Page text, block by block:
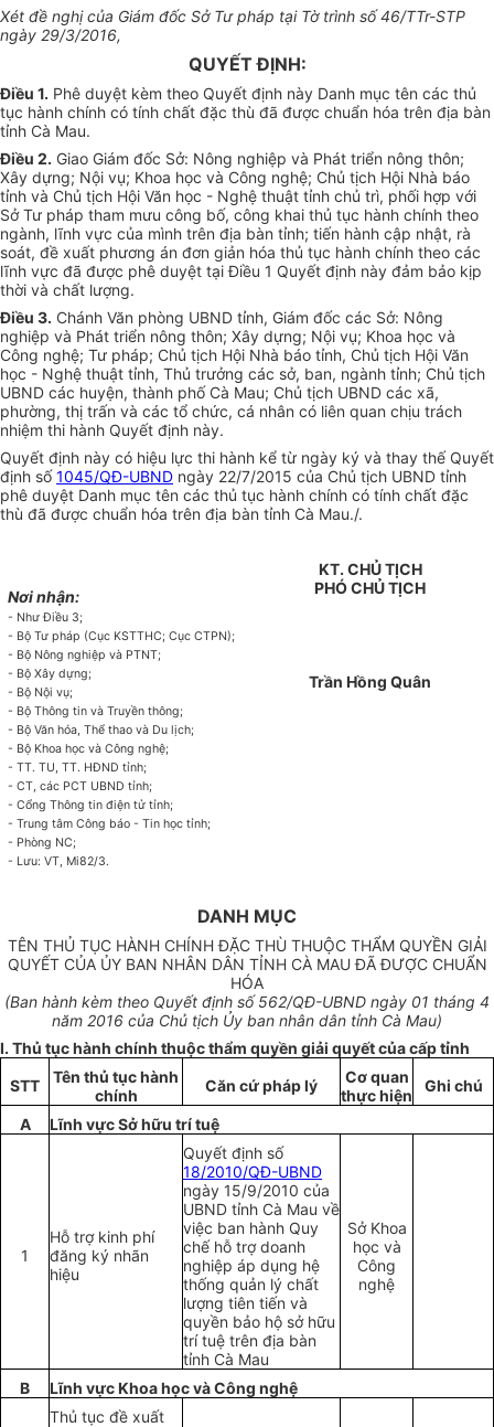
Xét đề nghị của Giám đốc Sở Tư pháp tại Tờ trình số 46/TTr-STP
ngày 29/3/2016,
QUYẾT ĐỊNH:
Điều 1. Phê duyệt kèm theo Quyết định này Danh mục tên các thủ
tục hành chính có tính chất đặc thù đã được chuẩn hóa trên địa bàn
tỉnh Cà Mau.
Điều 2. Giao Giám đốc Sở: Nông nghiệp và Phát triển nông thôn;
Xây dựng; Nội vụ; Khoa học và Công nghệ; Chủ tịch Hội Nhà báo
tỉnh và Chủ tịch Hội Văn học - Nghệ thuật tỉnh chủ trì, phối hợp với
Sở Tư pháp tham mưu công bố, công khai thủ tục hành chính theo
ngành, lĩnh vực của mình trên địa bàn tỉnh; tiến hành cập nhật, rà
soát, đề xuất phương án đơn giản hóa thủ tục hành chính theo các
lĩnh vực đã được phê duyệt tại Điều 1 Quyết định này đảm bảo kịp
thời và chất lượng.
Điều 3. Chánh Văn phòng UBND tỉnh, Giám đốc các Sở: Nông
nghiệp và Phát triển nông thôn; Xây dựng; Nội vụ; Khoa học và
Công nghệ; Tư pháp; Chủ tịch Hội Nhà báo tỉnh, Chủ tịch Hội Văn
học - Nghệ thuật tỉnh, Thủ trưởng các sở, ban, ngành tỉnh; Chủ tịch
UBND các huyện, thành phố Cà Mau; Chủ tịch UBND các xã,
phường, thị trấn và các tổ chức, cá nhân có liên quan chịu trách
nhiệm thi hành Quyết định này.
Quyết định này có hiệu lực thi hành kể từ ngày ký và thay thế Quyết
định số1045/QĐ-UBND ngày 22/7/2015 của Chủ tịch UBND tỉnh
phê duyệt Danh mục tên các thủ tục hành chính có tính chất đặc
thù đã được chuẩn hóa trên địa bàn tỉnh Cà Mau./.
Nơi nhận:
- Như Điều 3;
- Bộ Tư pháp (Cục KSTTHC; Cục CTPN);
- Bộ Nông nghiệp và PTNT;
- Bộ Xây dựng;
- Bộ Nội vụ;
- Bộ Thông tin và Truyền thông;
- Bộ Văn hóa, Thể thao và Du lịch;
- Bộ Khoa học và Công nghệ;
- TT. TU, TT. HĐND tỉnh;
- CT, các PCT UBND tỉnh;
- Cổng Thông tin điện tử tỉnh;
- Trung tâm Công báo - Tin học tỉnh;
- Phòng NC;
- Lưu: VT, Mi82/3.
KT. CHỦ TỊCH
PHÓ CHỦ TỊCH
Trần Hồng Quân
DANH MỤC
TÊN THỦ TỤC HÀNH CHÍNH ĐẶC THÙ THUỘC THẨM QUYỀN GIẢI
QUYẾT CỦA ỦY BAN NHÂN DÂN TỈNH CÀ MAU ĐÃ ĐƯỢC CHUẨN
HÓA
(Ban hành kèm theo Quyết định số 562/QĐ-UBND ngày 01 tháng 4
năm 2016 của Chủ tịch Ủy ban nhân dân tỉnh Cà Mau)
I. Thủ tục hành chính thuộc thẩm quyền giải quyết của cấp tỉnh
STT
Tên thủ tục hành
chính
Căn cứ pháp lý
Cơ quan
thực hiện
Ghi chú
A Lĩnh vực Sở hữu trí tuệ
1
Hỗ trợ kinh phí
đăng ký nhãn
hiệu
Quyết định số
18/2010/QĐ-UBND
ngày 15/9/2010 của
UBND tỉnh Cà Mau về
việc ban hành Quy
chế hỗ trợ doanh
nghiệp áp dụng hệ
thống quản lý chất
lượng tiên tiến và
quyền bảo hộ sở hữu
trí tuệ trên địa bàn
tỉnh Cà Mau
Sở Khoa
học và
Công
nghệ
B
Lĩnh vực Khoa học và Công nghệ
Thủ tục đề xuất